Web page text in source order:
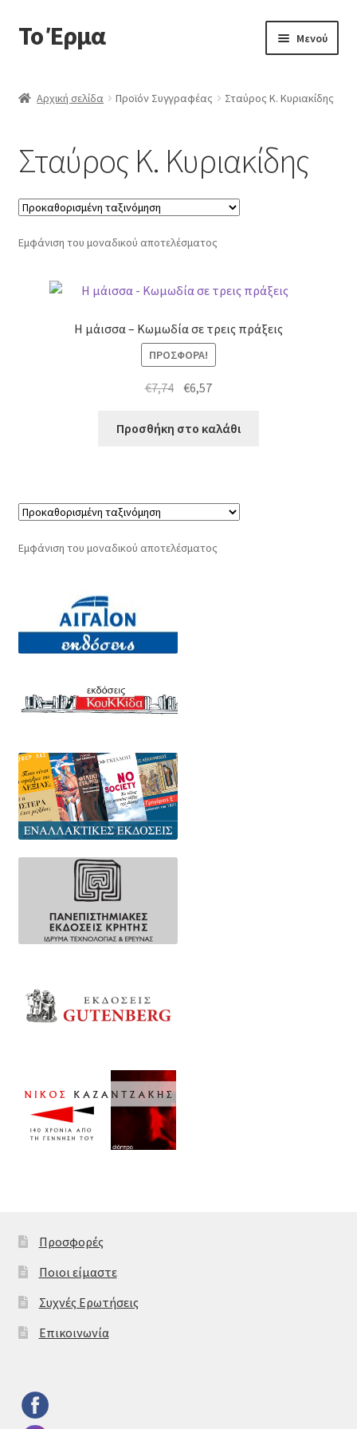
Απευθείας
μετάβαση
πλοήγηση
Μετάβαση
σε
Το Έρμα Μενού
Κατηγορίες Βιβλίων
Συχνές Ερωτήσεις
Επικοινωνία
Αρχική σελίδα Προϊόν Συγγραφέας Σταύρος Κ. Κυριακίδης
Σταύρος Κ. Κυριακίδης
Εμφάνιση του μοναδικού αποτελέσματος
Η μάισσα – Κωμωδία σε τρεις πράξεις
ΠΡΟΣΦΟΡΆ!
€7,74 Original
was:
€6,57Η
τιμή
Προσθήκη στο καλάθι
Εμφάνιση του μοναδικού αποτελέσματος
Προσφορές
Ποιοι είμαστε
Συχνές Ερωτήσεις
Επικοινωνία